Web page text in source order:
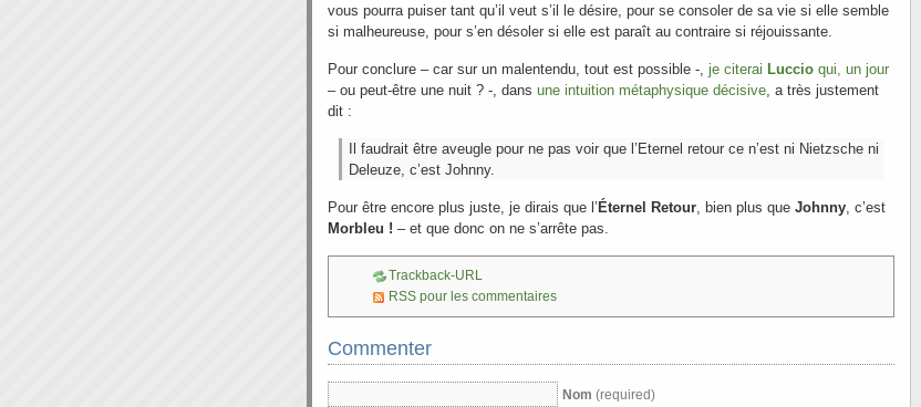
vous pourra puiser tant qu’il veut s’il le désire, pour se consoler de sa vie si elle semble
si malheureuse, pour s’en désoler si elle est paraît au contraire si réjouissante.
Pour conclure – car sur un malentendu, tout est possible -, je citerai Luccio qui, un jour
– ou peut-être une nuit ? -, dans une intuition métaphysique décisive , a très justement
dit :
Il faudrait être aveugle pour ne pas voir que l’Eternel retour ce n’est ni Nietzsche ni
Deleuze, c’est Johnny.
Pour être encore plus juste, je dirais que l’Éternel Retour , bien plus que Johnny , c’est
Morbleu ! – et que donc on ne s’arrête pas.
Trackback-URL
RSS pour les commentaires
Commenter
Nom (required)